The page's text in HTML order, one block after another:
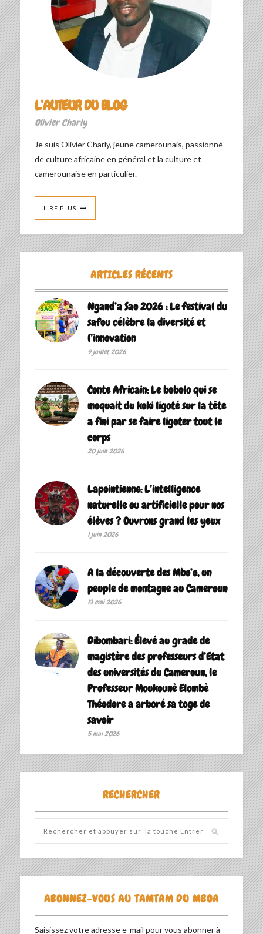
L’AUTEUR DU BLOG
Olivier Charly
Je suis Olivier Charly, jeune camerounais, passionné
de culture africaine en général et la culture et
camerounaise en particulier.
LIRE PLUS
ARTICLES RÉCENTS
Ngand’a Sao 2026 : Le festival du
safou célèbre la diversité et
l’innovation
9 juillet 2026
Conte Africain: Le bobolo qui se
moquait du koki ligoté sur la tête
a fini par se faire ligoter tout le
corps
20 juin 2026
Lapointienne: L’intelligence
naturelle ou artificielle pour nos
élèves ? Ouvrons grand les yeux
1 juin 2026
A la découverte des Mbo’o, un
peuple de montagne au Cameroun
13 mai 2026
Dibombari: Élevé au grade de
magistère des professeurs d’Etat
des universités du Cameroun, le
Professeur Moukounè Elombè
Théodore a arboré sa toge de
savoir ‎
5 mai 2026
RECHERCHER
ABONNEZ-VOUS AU TAMTAM DU MBOA
Saisissez votre adresse e-mail pour vous abonner à